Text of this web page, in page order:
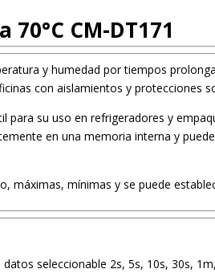
CM-DT171
y humedad por tiempos
con aislamientos y protecciones
para su uso en refrigeradores y
en una memoria interna y
mínimas y se puede
seleccionable 2s, 5s, 10s, 30s,